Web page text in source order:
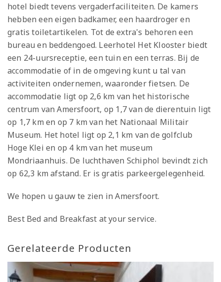
hotel biedt tevens vergaderfaciliteiten. De kamers
hebben een eigen badkamer, een haardroger en
gratis toiletartikelen. Tot de extra's behoren een
bureau en beddengoed. Leerhotel Het Klooster biedt
een 24-uursreceptie, een tuin en een terras. Bij de
accommodatie of in de omgeving kunt u tal van
activiteiten ondernemen, waaronder fietsen. De
accommodatie ligt op 2,6 km van het historische
centrum van Amersfoort, op 1,7 van de dierentuin ligt
op 1,7 km en op 7 km van het Nationaal Militair
Museum. Het hotel ligt op 2,1 km van de golfclub
Hoge Klei en op 4 km van het museum
Mondriaanhuis. De luchthaven Schiphol bevindt zich
op 62,3 km afstand. Er is gratis parkeergelegenheid.
We hopen u gauw te zien in Amersfoort.
Best Bed and Breakfast at your service.
Gerelateerde Producten